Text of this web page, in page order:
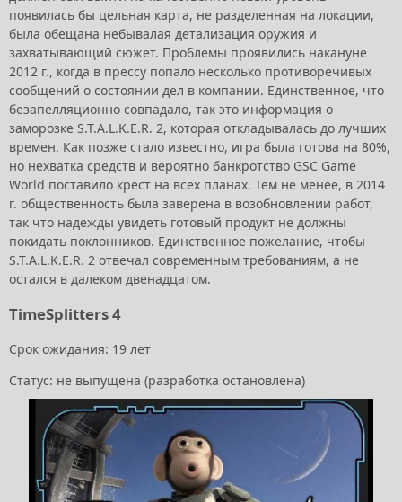
появилась бы цельная карта, не разделенная на локации,
была обещана небывалая детализация оружия и
захватывающий сюжет. Проблемы проявились накануне
2012 г., когда в прессу попало несколько противоречивых
сообщений о состоянии дел в компании. Единственное, что
безапелляционно совпадало, так это информация о
заморозке S.T.A.L.K.E.R. 2, которая откладывалась до лучших
времен. Как позже стало известно, игра была готова на 80%,
но нехватка средств и вероятно банкротство GSC Game
World поставило крест на всех планах. Тем не менее, в 2014
г. общественность была заверена в возобновлении работ,
так что надежды увидеть готовый продукт не должны
покидать поклонников. Единственное пожелание, чтобы
S.T.A.L.K.E.R. 2 отвечал современным требованиям, а не
остался в далеком двенадцатом.
TimeSplitters 4
Срок ожидания: 19 лет
Статус: не выпущена (разработка остановлена)